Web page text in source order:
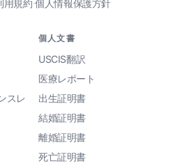
用規約·個人情報保護方針
スレ
個人文書
USCIS翻訳
医療レポート
出生証明書
結婚証明書
離婚証明書
死亡証明書